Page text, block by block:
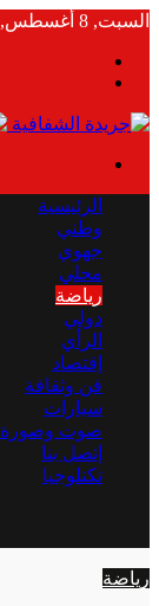
السبت, 8 أغسطس, 2026
الرئيسية
وطني
جهوي
محلي
رياضة
دولي
الرأي
إقتصاد
فن وثقافة
سيارات
صوت وصورة
إتصل بنا
تكنلوجيا
رياضة